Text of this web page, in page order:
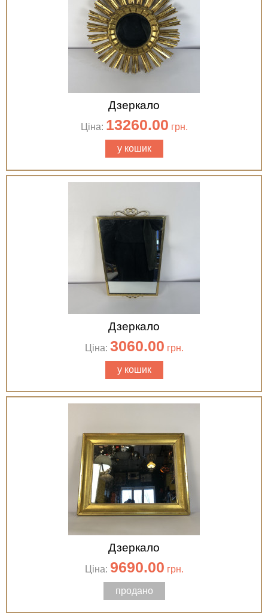
Дзеркало
Ціна: 13260.00 грн.
у кошик
Дзеркало
Ціна: 3060.00 грн.
у кошик
Дзеркало
Ціна: 9690.00 грн.
продано